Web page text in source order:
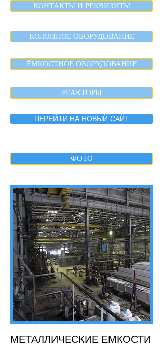
КОНТАКТЫ И РЕКВИЗИТЫ
КОЛОННОЕ ОБОРУДОВАНИЕ
ЁМКОСТНОЕ ОБОРУДОВАНИЕ
РЕАКТОРЫ
ПЕРЕЙТИ НА НОВЫЙ САЙТ
ФОТО
МЕТАЛЛИЧЕСКИЕ ЕМКОСТИ